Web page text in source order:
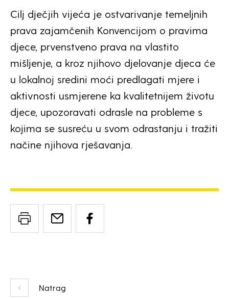
Natrag
Cilj dječjih vijeća je ostvarivanje temeljnih
prava zajamčenih Konvencijom o pravima
djece, prvenstveno prava na vlastito
mišljenje, a kroz njihovo djelovanje djeca će
u lokalnoj sredini moći predlagati mjere i
aktivnosti usmjerene ka kvalitetnijem životu
djece, upozoravati odrasle na probleme s
kojima se susreću u svom odrastanju i tražiti
načine njihova rješavanja.